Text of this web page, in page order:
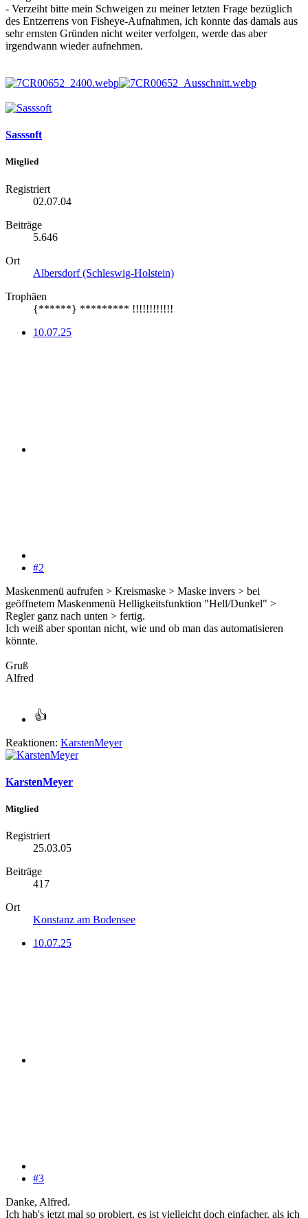
- Verzeiht bitte mein Schweigen zu meiner letzten Frage bezüglich
des Entzerrens von Fisheye-Aufnahmen, ich konnte das damals aus
sehr ernsten Gründen nicht weiter verfolgen, werde das aber
irgendwann wieder aufnehmen.
Sasssoft
Mitglied
Registriert
02.07.04
Beiträge
5.646
Ort
Albersdorf (Schleswig-Holstein)
Trophäen
{******} ********* !!!!!!!!!!!!
10.07.25
#2
Maskenmenü aufrufen > Kreismaske > Maske invers > bei
geöffnetem Maskenmenü Helligkeitsfunktion "Hell/Dunkel" >
Regler ganz nach unten > fertig.
Ich weiß aber spontan nicht, wie und ob man das automatisieren
könnte.
Gruß
Alfred
Reaktionen: KarstenMeyer
KarstenMeyer
Mitglied
Registriert
25.03.05
Beiträge
417
Ort
Konstanz am Bodensee
10.07.25
#3
Danke, Alfred.
Ich hab's jetzt mal so probiert, es ist vielleicht doch einfacher, als ich